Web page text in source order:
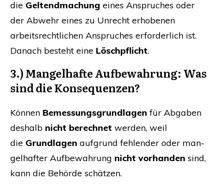
die Gel­tend­ma­chung eines Anspru­ches oder
der Abwehr eines zu Unrecht erho­be­nen
arbeits­recht­li­chen Anspru­ches erfor­der­lich ist.
Danach besteht eine Lösch­pflicht.
3.) Man­gel­haf­te Auf­be­wah­rung: Was
sind die Konsequenzen?
Kön­nen Bemes­sungs­grund­la­gen für Abga­ben
des­halb nicht berech­net wer­den, weil
die Grund­la­gen auf­grund feh­len­der oder man­
gel­haf­ter Auf­be­wah­rung nicht vor­han­den sind,
kann die Behör­de schätzen.